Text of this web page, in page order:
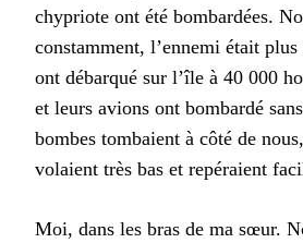
chypriote ont été bombardées.
constamment, l’ennemi était
ont débarqué sur l’île à 40 000
et leurs avions ont bombardé
bombes tombaient à côté de
volaient très bas et repéraient
Moi, dans les bras de ma sœur.